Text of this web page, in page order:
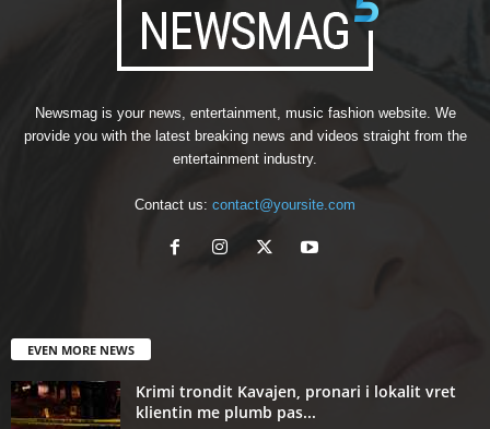
Newsmag is your news, entertainment, music fashion website. We
provide you with the latest breaking news and videos straight from the
entertainment industry.
Contact us: contact@yoursite.com
EVEN MORE NEWS
Krimi trondit Kavajen, pronari i lokalit vret
klientin me plumb pas...